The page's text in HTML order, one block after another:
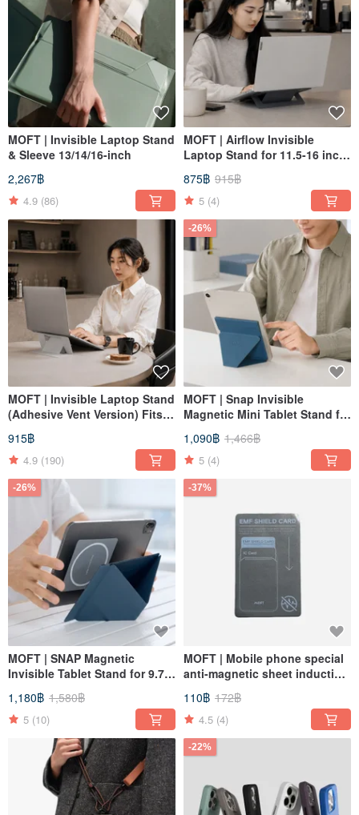
MOFT | Invisible Laptop Stand
& Sleeve 13/14/16-inch
2,267฿
4.9 (86)
MOFT | Airflow Invisible
Laptop Stand for 11.5-16 inch
Laptops
875฿ 915฿
5 (4)
MOFT | Invisible Laptop Stand
(Adhesive Vent Version) Fits
11.6~16 inches
915฿
4.9 (190)
-26%
MOFT | Snap Invisible
Magnetic Mini Tablet Stand for
7.9-9.7 inch Tablets
1,090฿ 1,466฿
5 (4)
-26%
MOFT | SNAP Magnetic
Invisible Tablet Stand for 9.7-
13 inch Devices
1,180฿ 1,580฿
5 (10)
-37%
MOFT | Mobile phone special
anti-magnetic sheet induction
card is not blocked (can be
used with MOFT mobile
phone holder)
110฿ 172฿
4.5 (4)
-22%